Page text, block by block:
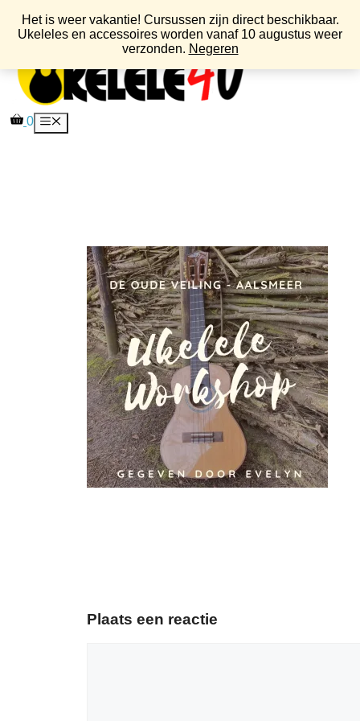
Het is weer vakantie! Cursussen zijn direct beschikbaar.
Ukeleles en accessoires worden vanaf 10 augustus weer
verzonden. Negeren
naar
de
0 Menu
Plaats een reactie